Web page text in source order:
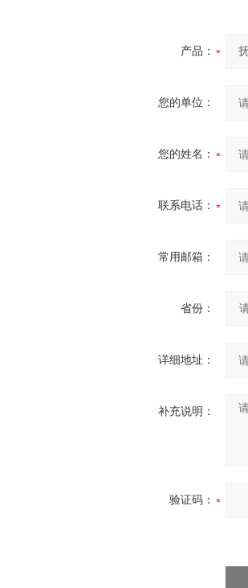
产品：
您的单位：
您的姓名：
联系电话：
常用邮箱：
省份：
详细地址：
补充说明：
验证码：